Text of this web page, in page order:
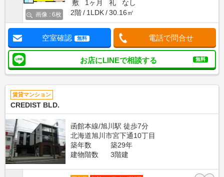
画像 : 6枚
敷
1ヶ月 礼
なし
2階
1LDK 30.16㎡
空室確認 無料 電話で問合せ
お店にLINEで相談する 無料
賃貸マンション
CREDIST BLD.
函館本線/旭川駅 徒歩7分
北海道旭川市宮下通10丁目
築年数
築29年
建物階数
3階建